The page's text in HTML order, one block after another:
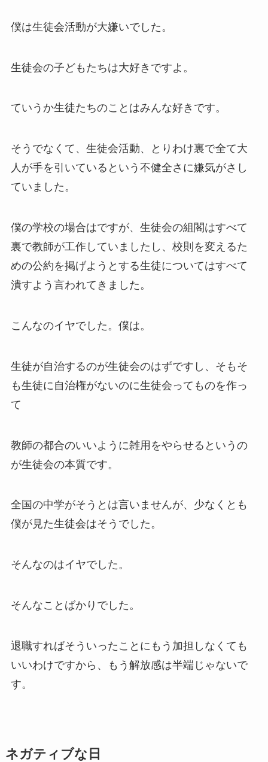
僕は生徒会活動が大嫌いでした。
生徒会の子どもたちは大好きですよ。
ていうか生徒たちのことはみんな好きです。
そうでなくて、生徒会活動、とりわけ裏で全て大
人が手を引いているという不健全さに嫌気がさし
ていました。
僕の学校の場合はですが、生徒会の組閣はすべて
裏で教師が工作していましたし、校則を変えるた
めの公約を掲げようとする生徒についてはすべて
潰すよう言われてきました。
こんなのイヤでした。僕は。
生徒が自治するのが生徒会のはずですし、そもそ
も生徒に自治権がないのに生徒会ってものを作っ
て
教師の都合のいいように雑用をやらせるというの
が生徒会の本質です。
全国の中学がそうとは言いませんが、少なくとも
僕が見た生徒会はそうでした。
そんなのはイヤでした。
そんなことばかりでした。
退職すればそういったことにもう加担しなくても
いいわけですから、もう解放感は半端じゃないで
す。
ネガティブな日